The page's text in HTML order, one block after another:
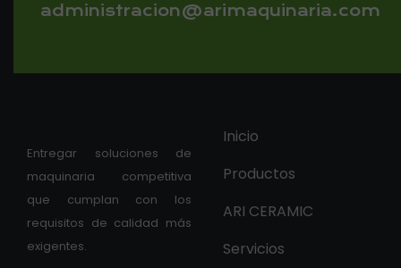
administracion@arimaquinaria.com
Entregar soluciones de
maquinaria competitiva
que cumplan con los
requisitos de calidad más
exigentes.
Inicio
Productos
ARI CERAMIC
Servicios